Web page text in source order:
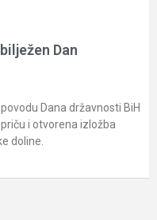
Dan
Dana državnosti BiH
i otvorena izložba
doline.